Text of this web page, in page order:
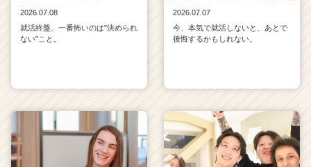
2026.07.08
就活終盤、一番怖いのは"決められ
ない"こと。
2026.07.07
今、本気で就活しないと、あとで
後悔するかもしれない。